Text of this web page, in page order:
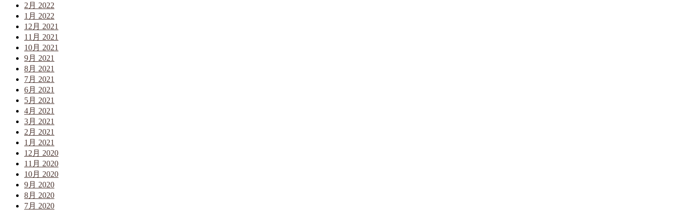
2月 2022
1月 2022
12月 2021
11月 2021
10月 2021
9月 2021
8月 2021
7月 2021
6月 2021
5月 2021
4月 2021
3月 2021
2月 2021
1月 2021
12月 2020
11月 2020
10月 2020
9月 2020
8月 2020
7月 2020